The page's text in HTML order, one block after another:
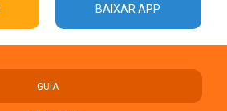
BAIXAR APP
GUIA